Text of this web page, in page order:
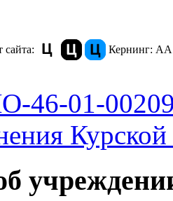
сайта: Кернинг: АА
46-01-